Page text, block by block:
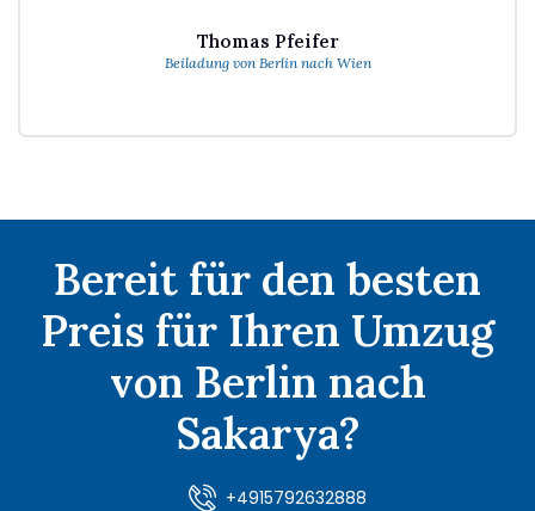
Thomas Pfeifer
Beiladung von Berlin nach Wien
Bereit für den besten
Preis für Ihren Umzug
von Berlin nach
Sakarya?
+4915792632888